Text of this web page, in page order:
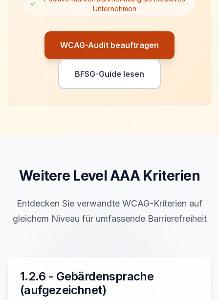
Unternehmen
WCAG-Audit beauftragen
BFSG-Guide lesen
Weitere LevelAAAKriterien
Entdecken Sie verwandte WCAG-Kriterien auf
gleichem Niveau für umfassende Barrierefreiheit
1.2.6 - Gebärdensprache
(aufgezeichnet)